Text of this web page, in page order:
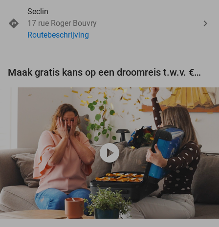
Seclin
17 rue Roger Bouvry
Routebeschrijving
Maak gratis kans op een droomreis t.w.v. €3.000!
play_circle